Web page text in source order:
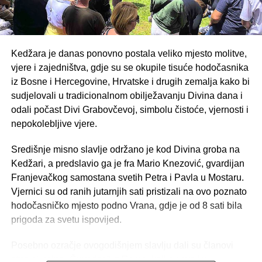
Kedžara je danas ponovno postala veliko mjesto molitve,
vjere i zajedništva, gdje su se okupile tisuće hodočasnika
iz Bosne i Hercegovine, Hrvatske i drugih zemalja kako bi
sudjelovali u tradicionalnom obilježavanju Divina dana i
odali počast Divi Grabovčevoj, simbolu čistoće, vjernosti i
nepokolebljive vjere.
Središnje misno slavlje održano je kod Divina groba na
Kedžari, a predslavio ga je fra Mario Knezović, gvardijan
Franjevačkog samostana svetih Petra i Pavla u Mostaru.
Vjernici su od ranih jutarnjih sati pristizali na ovo poznato
hodočasničko mjesto podno Vrana, gdje je od 8 sati bila
prigoda za svetu ispovijed.
etno skupine „Čuvarice“ iz Rame, koji su svojim